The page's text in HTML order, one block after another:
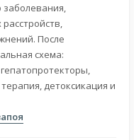
заболевания,
После
схема:
детоксикация и